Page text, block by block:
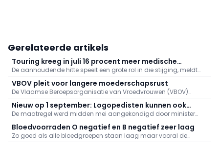
Gerelateerde artikels
Touring kreeg in juli 16 procent meer medische
dossiers binnen: "Hitte speelt grote rol"
De aanhoudende hitte speelt een grote rol in die stijging, meldt
Touring. Er kwamen daarnaast veel oproepen binnen naar
aanleiding van de bosbranden in het zuiden van Europa.
VBOV pleit voor langere moederschapsrust
De Vlaamse Beroepsorganisatie van Vroedvrouwen (VBOV)
vraagt de federale overheid om de moederschapsrust uit te
breiden tot minstens zes maanden na de bevalling.
Nieuw op 1 september: Logopedisten kunnen ook
videoconsultaties aanbieden
De maatregel werd midden mei aangekondigd door minister
van Volksgezondheid Frank Vandenbroucke (Vooruit).
Bloedvoorraden O negatief en B negatief zeer laag
Zo goed als alle bloedgroepen staan laag maar vooral de
voorraden aan O negatief en B negatief baren zorgen.